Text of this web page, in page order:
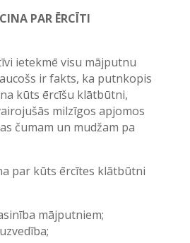
PAR ĒRCĪTI
ietekmē visu mājputnu
ir fakts, ka putnkopis
kūts ērcīšu klātbūtni,
milzīgos apjomos
čumam un mudžam pa
par kūts ērcītes klātbūtni
mājputniem;